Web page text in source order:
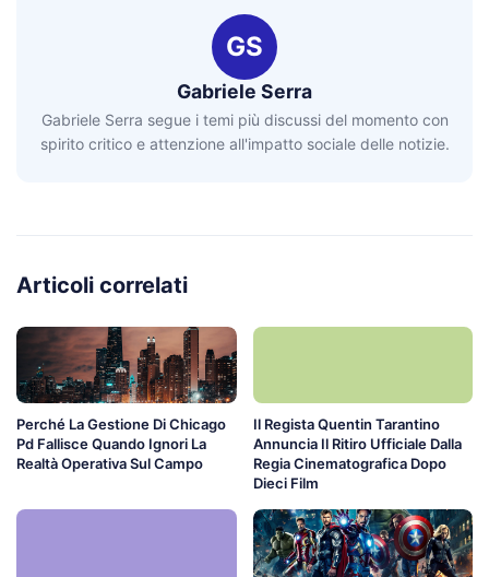
GS
Gabriele Serra
Gabriele Serra segue i temi più discussi del momento con
spirito critico e attenzione all'impatto sociale delle notizie.
Articoli correlati
Perché La Gestione Di Chicago
Pd Fallisce Quando Ignori La
Realtà Operativa Sul Campo
Il Regista Quentin Tarantino
Annuncia Il Ritiro Ufficiale Dalla
Regia Cinematografica Dopo
Dieci Film